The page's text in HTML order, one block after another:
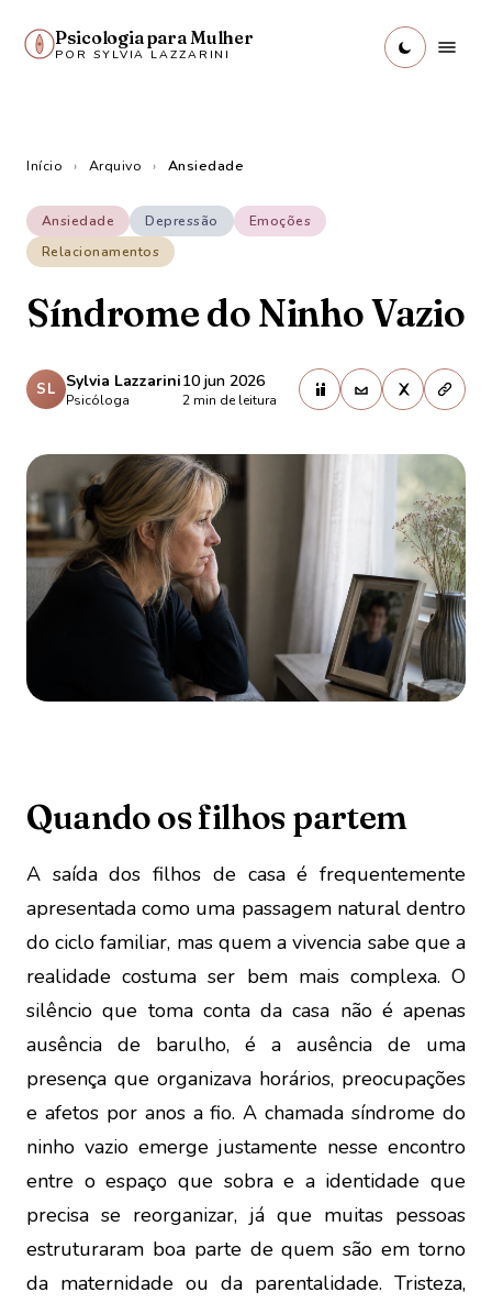
Psicologia para Mulher
POR SYLVIA LAZZARINI
Início › Arquivo › Ansiedade
Ansiedade Depressão
Emoções
Relacionamentos
Síndrome do Ninho Vazio
SL Sylvia Lazzarini
Psicóloga
10 jun 2026
2 min de leitura
Quando os filhos partem
A saída dos filhos de casa é frequentemente
apresentada como uma passagem natural dentro
do ciclo familiar, mas quem a vivencia sabe que a
realidade costuma ser bem mais complexa. O
silêncio que toma conta da casa não é apenas
ausência de barulho, é a ausência de uma
presença que organizava horários, preocupações
e afetos por anos a fio. A chamada síndrome do
ninho vazio emerge justamente nesse encontro
entre o espaço que sobra e a identidade que
precisa se reorganizar, já que muitas pessoas
estruturaram boa parte de quem são em torno
da maternidade ou da parentalidade. Tristeza,